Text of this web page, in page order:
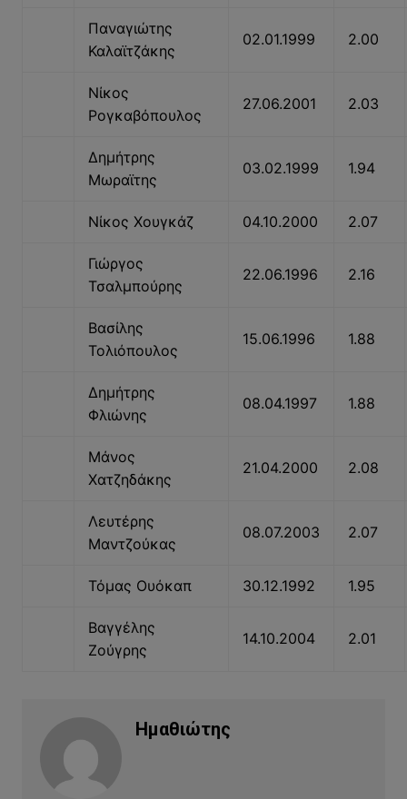
Παναγιώτης
Καλαϊτζάκης
02.01.1999 2.00
Νίκος
Ρογκαβόπουλος
27.06.2001 2.03
Δημήτρης
Μωραϊτης
03.02.1999 1.94
Νίκος Χουγκάζ 04.10.2000 2.07
Γιώργος
Τσαλμπούρης
22.06.1996 2.16
Βασίλης
Τολιόπουλος
15.06.1996 1.88
Δημήτρης
Φλιώνης
08.04.1997 1.88
Μάνος
Χατζηδάκης
21.04.2000 2.08
Λευτέρης
Μαντζούκας
08.07.2003 2.07
Τόμας Ουόκαπ 30.12.1992 1.95
Βαγγέλης
Ζούγρης
14.10.2004 2.01
Ημαθιώτης